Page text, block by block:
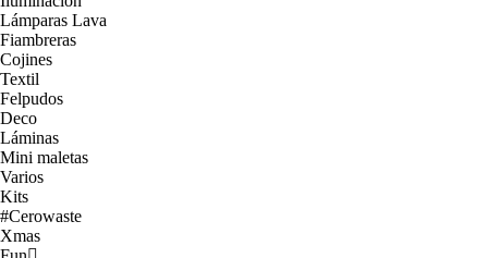
Lámparas Lava
Fiambreras
Cojines
Textil
Felpudos
Deco
Láminas
Mini maletas
Varios
Kits
#Cerowaste
Xmas